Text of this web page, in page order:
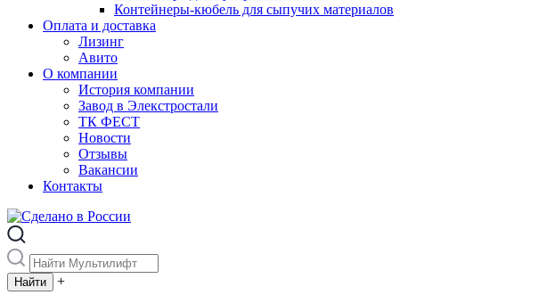
Контейнеры-кюбель для сыпучих материалов
Оплата и доставка
Лизинг
Авито
О компании
История компании
Завод в Элекстростали
ТК ФЕСТ
Новости
Отзывы
Вакансии
Контакты
+